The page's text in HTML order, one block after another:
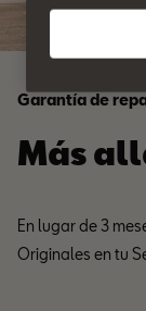
Garantía de
Más
En lugar de 3
Originales en tu